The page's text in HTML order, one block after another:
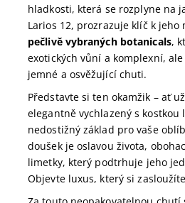
hladkosti, která se rozplyne na
Larios 12, prozrazuje klíč k
pečlivě vybraných botanicals,
exotických vůní a komplexní,
jemné a osvěžující chuti.
Představte si ten okamžik – ať
elegantně vychlazený s kostkou
nedostižný základ pro vaše
doušek je oslavou života,
limetky, který podtrhuje jeho
Objevte luxus, který si